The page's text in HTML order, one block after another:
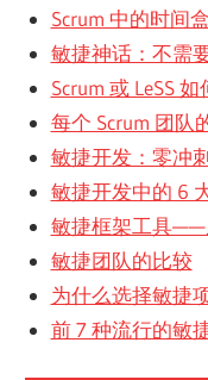
Scrum 中的时间
敏捷神话：不需
Scrum 或 LeSS
每个 Scrum 团队
敏捷开发：零冲
敏捷开发中的 6
敏捷框架工具——
敏捷团队的比较
为什么选择敏捷
前 7 种流行的敏